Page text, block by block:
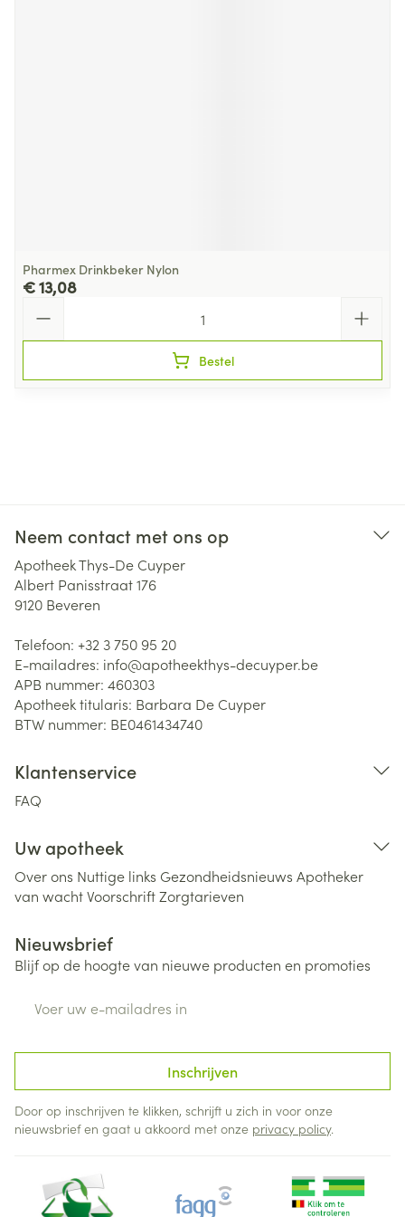
Pharmex Drinkbeker Nylon
€ 13,08
Bestel
Neem contact met ons op
Apotheek Thys-De Cuyper
Albert Panisstraat 176
9120 Beveren
Telefoon: +32 3 750 95 20
E-mailadres: info@apotheekthys-decuyper.be
APB nummer: 460303
Apotheek titularis: Barbara De Cuyper
BTW nummer: BE0461434740
Klantenservice
FAQ
Uw apotheek
Over ons Nuttige links Gezondheidsnieuws Apotheker
van wachtVoorschriftZorgtarieven
Nieuwsbrief
Blijf op de hoogte van nieuwe producten en promoties
Inschrijven
Door op inschrijven te klikken, schrijft u zich in voor onze
nieuwsbrief en gaat u akkoord met onze privacy policy.